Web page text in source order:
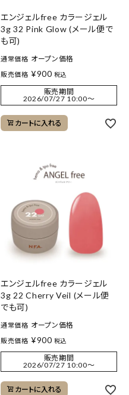
エンジェルfree カラージェル
3g 32 Pink Glow (メール便で
も可)
通常価格 オープン価格
販売価格 ¥900 税込
販売期間
2026/07/27 10:00〜
カートに入れる
エンジェルfree カラージェル
3g 22 Cherry Veil (メール便
でも可)
通常価格 オープン価格
販売価格 ¥900 税込
販売期間
2026/07/27 10:00〜
カートに入れる